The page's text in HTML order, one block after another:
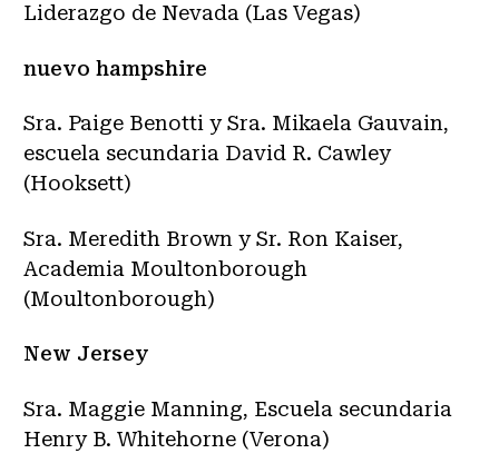
Liderazgo de Nevada (Las Vegas)
nuevo hampshire
Sra. Paige Benotti y Sra. Mikaela Gauvain,
escuela secundaria David R. Cawley
(Hooksett)
Sra. Meredith Brown y Sr. Ron Kaiser,
Academia Moultonborough
(Moultonborough)
New Jersey
Sra. Maggie Manning, Escuela secundaria
Henry B. Whitehorne (Verona)